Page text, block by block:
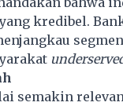
kredibel.
semakin